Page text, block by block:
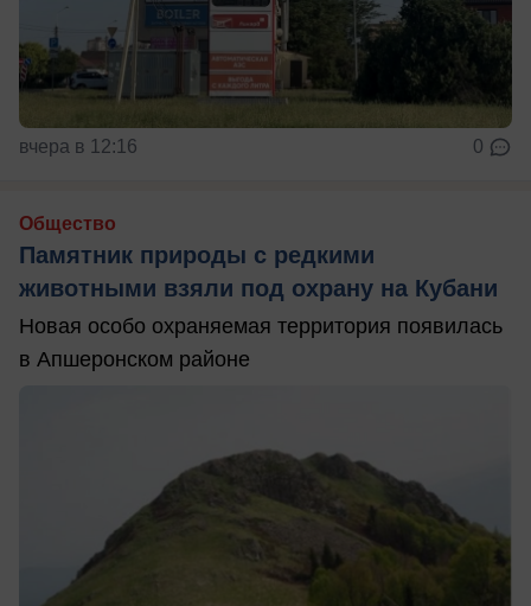
вчера в 12:16 0
Общество
Памятник природы с редкими
животными взяли под охрану на Кубани
Новая особо охраняемая территория появилась
в Апшеронском районе